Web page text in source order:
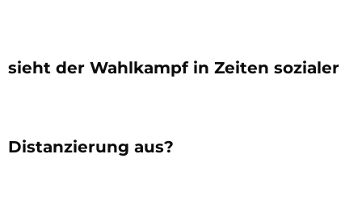
sieht der Wahlkampf in Zeiten sozialer
Distanzierung aus?